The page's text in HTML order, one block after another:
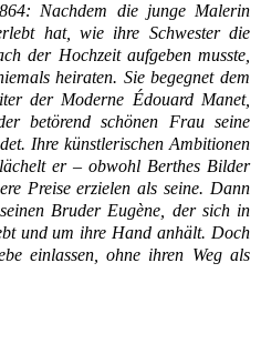
Nachdem die junge Malerin
hat, wie ihre Schwester die
der Hochzeit aufgeben musste,
heiraten. Sie begegnet dem
der Moderne Édouard Manet,
betörend schönen Frau seine
Ihre künstlerischen Ambitionen
er – obwohl Berthes Bilder
Preise erzielen als seine. Dann
Bruder Eugène, der sich in
und um ihre Hand anhält. Doch
einlassen, ohne ihren Weg als